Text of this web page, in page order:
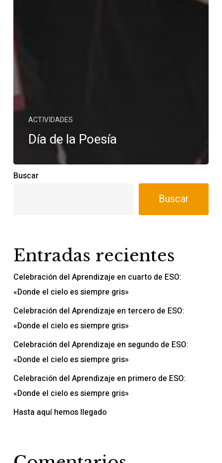
ACTIVIDADES
Día de la Poesía
Buscar
Buscar
Entradas recientes
Celebración del Aprendizaje en cuarto de ESO:
«Donde el cielo es siempre gris»
Celebración del Aprendizaje en tercero de ESO:
«Donde el cielo es siempre gris»
Celebración del Aprendizaje en segundo de ESO:
«Donde el cielo es siempre gris»
Celebración del Aprendizaje en primero de ESO:
«Donde el cielo es siempre gris»
Hasta aquí hemos llegado